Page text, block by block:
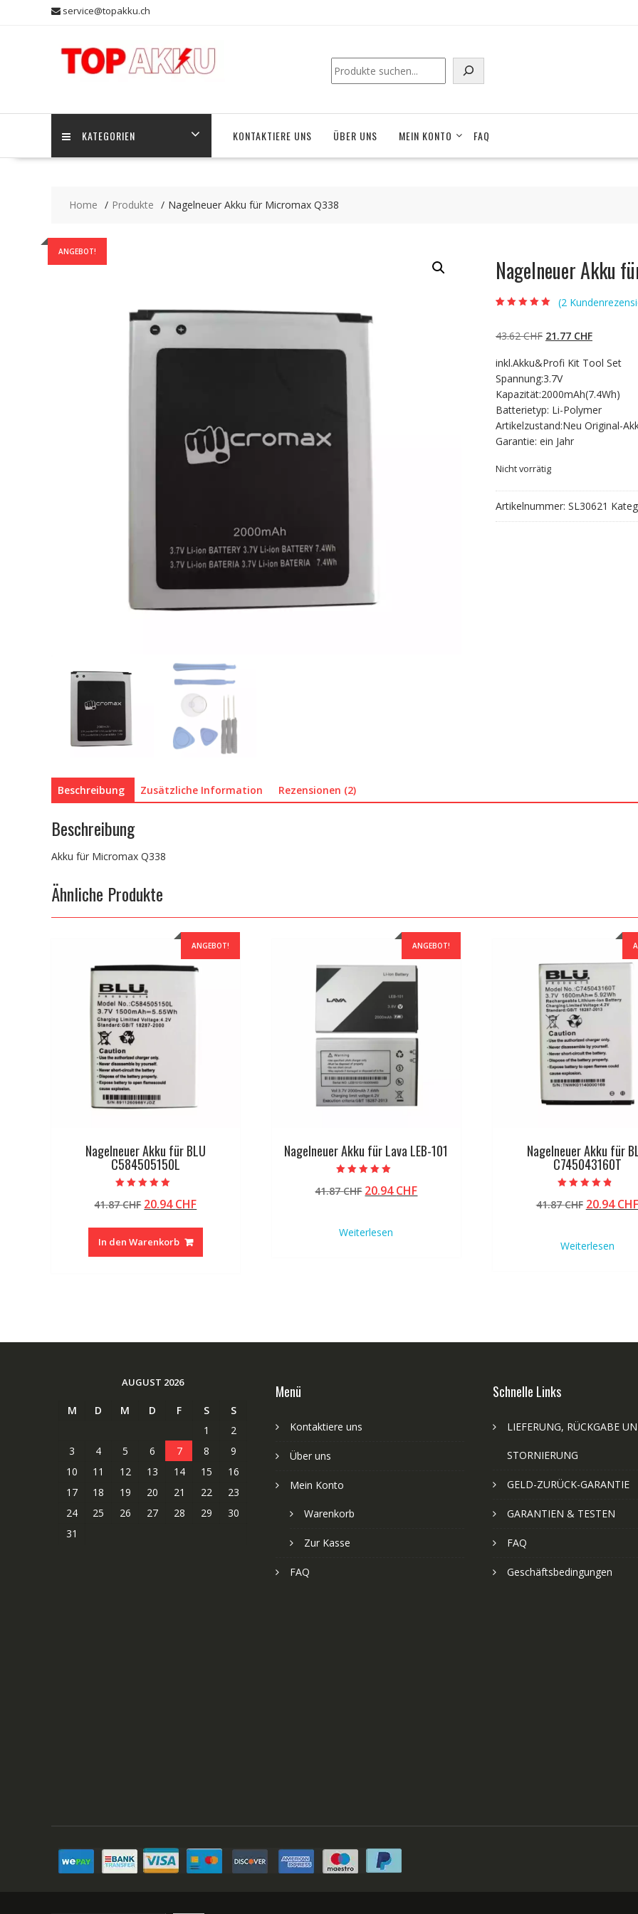
service@topakku.ch
Suchen
KATEGORIEN KONTAKTIERE UNS ÜBER UNS MEIN KONTO FAQ
Home Produkte Nagelneuer Akku für Micromax Q338
ANGEBOT!
Nagelneuer Akku
basierend auf
Kundenbewertun
(2
43.62CHF Ursprünglicher
war:
43.62 CHF
21.77 CHFAktueller
ist:
inkl.Akku&Profi Kit Tool Set
Spannung:3.7V
Kapazität:2000mAh(7.4Wh)
Batterietyp: Li-Polymer
Artikelzustand:Neu Original-
Garantie: ein Jahr
Nicht vorrätig
Artikelnummer: SL30621
Beschreibung Zusätzliche Information Rezensionen (2)
Beschreibung
Akku für Micromax Q338
Ähnliche Produkte
ANGEBOT!
Nagelneuer Akku für BLU
C584505150L
5.00
von 5
41.87CHF Ursprünglicher
war:
41.87 CHF
20.94CHFAktueller
In den Warenkorb
ANGEBOT!
Nagelneuer Akku für Lava LEB-101
5.00
von 5
41.87CHF Ursprünglicher
41.87 CHF
20.94CHFAktueller
Weiterlesen
Nagelneuer Akku für
C745043160T
4.50
von 5
41.87CHF
41.87 CHF
20.94CHF
Weiterlesen
AUGUST 2026
M D M D F S
S
1
2
3
4 5 6 7 8
9
10
11 12 13 14 15
16
17
18 19 20 21 22
23
24
25 26 27 28 29
30
31
Menü
Kontaktiere uns
Über uns
Mein Konto
Warenkorb
Zur Kasse
FAQ
Schnelle Links
LIEFERUNG, RÜCKGABE
STORNIERUNG
GELD-ZURÜCK-GARANTIE
GARANTIEN & TESTEN
FAQ
Geschäftsbedingungen